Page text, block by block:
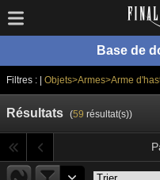
Base de
Filtres : | Objets>Armes>Arme
Résultats (59 résultat(s))